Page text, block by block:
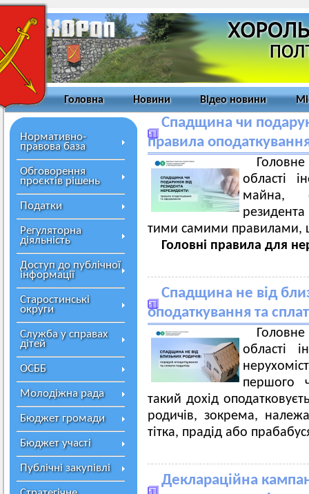
Головна Новини Відео новини
Нормативно-
правова база
Обговорення
проєктів рішень
Податки
Регуляторна
діяльність
Доступ до публічної
інформації
Старостинські
округи
Служба у справах
дітей
ОСББ
Молодіжна рада
Бюджет громади
Бюджет участі
Публічні закупівлі
Спадщина чи
правила
області
майна,
тими самими правилами,
Головні правила для
Спадщина не від
оподаткування та
області
першого
такий дохід
родичів, зокрема,
тітка, прадід або
Деклараційна